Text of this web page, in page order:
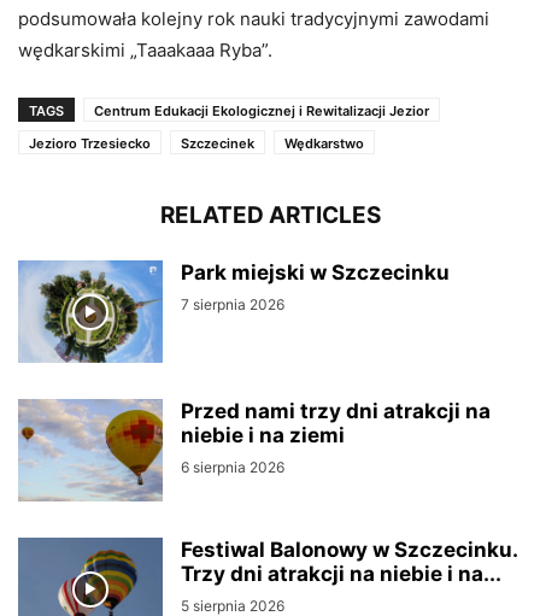
podsumowała kolejny rok nauki tradycyjnymi zawodami
wędkarskimi „Taaakaaa Ryba”.
TAGS
Centrum Edukacji Ekologicznej i Rewitalizacji Jezior
Jezioro Trzesiecko
Szczecinek Wędkarstwo
RELATED ARTICLES
Park miejski w Szczecinku
7 sierpnia 2026
Przed nami trzy dni atrakcji na
niebie i na ziemi
6 sierpnia 2026
Festiwal Balonowy w Szczecinku.
Trzy dni atrakcji na niebie i na...
5 sierpnia 2026